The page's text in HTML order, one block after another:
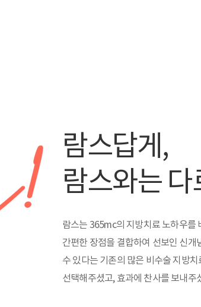
람스답게,
람스와는 다
람스는 365mc의 지방치료 노하우를
간편한 장점을 결합하여 선보인 신
수 있다는 기존의 많은 비수술 지방
선택해주셨고, 효과에 찬사를 보내주